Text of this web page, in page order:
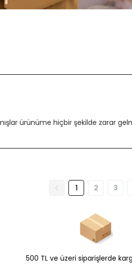
ürünüme hiçbir şekilde zarar
1 2 3
500 TL ve üzeri siparişlerde